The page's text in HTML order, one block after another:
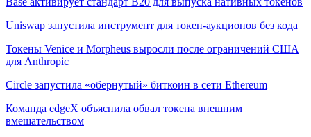
Uniswap запустила инструмент для токен-аукционов без кода
Токены Venice и Morpheus выросли после ограничений США
для Anthropic
Circle запустила «обернутый» биткоин в сети Ethereum
Команда edgeX объяснила обвал токена внешним
вмешательством